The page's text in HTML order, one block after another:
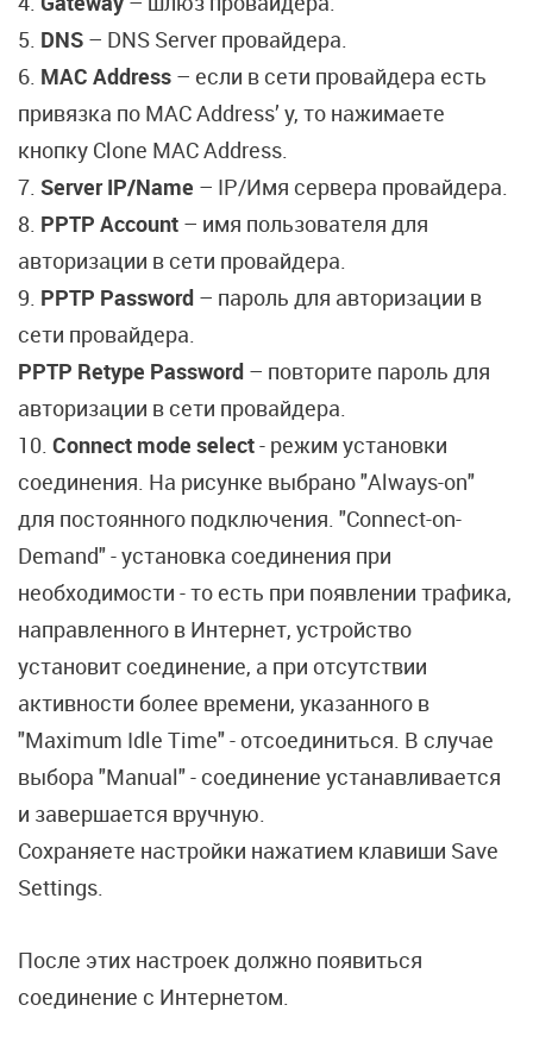
5. DNS – DNS Server провайдера.
6. MAC Address – если в сети провайдера есть
привязка по MAC Address’ у, то нажимаете
кнопку Clone MAC Address.
7. Server IP/Name – IP/Имя сервера провайдера.
8. PPTP Account – имя пользователя для
авторизации в сети провайдера.
9. PPTP Password – пароль для авторизации в
сети провайдера.
PPTP Retype Password – повторите пароль для
авторизации в сети провайдера.
10. Connect mode select- режим установки
соединения. На рисунке выбрано "Always-on"
для постоянного подключения. "Connect-on-
Demand" - установка соединения при
необходимости - то есть при появлении трафика,
направленного в Интернет, устройство
установит соединение, а при отсутствии
активности более времени, указанного в
"Maximum Idle Time" - отсоединиться. В случае
выбора "Manual" - соединение устанавливается
и завершается вручную.
Сохраняете настройки нажатием клавиши Save
Settings.
После этих настроек должно появиться
соединение с Интернетом.